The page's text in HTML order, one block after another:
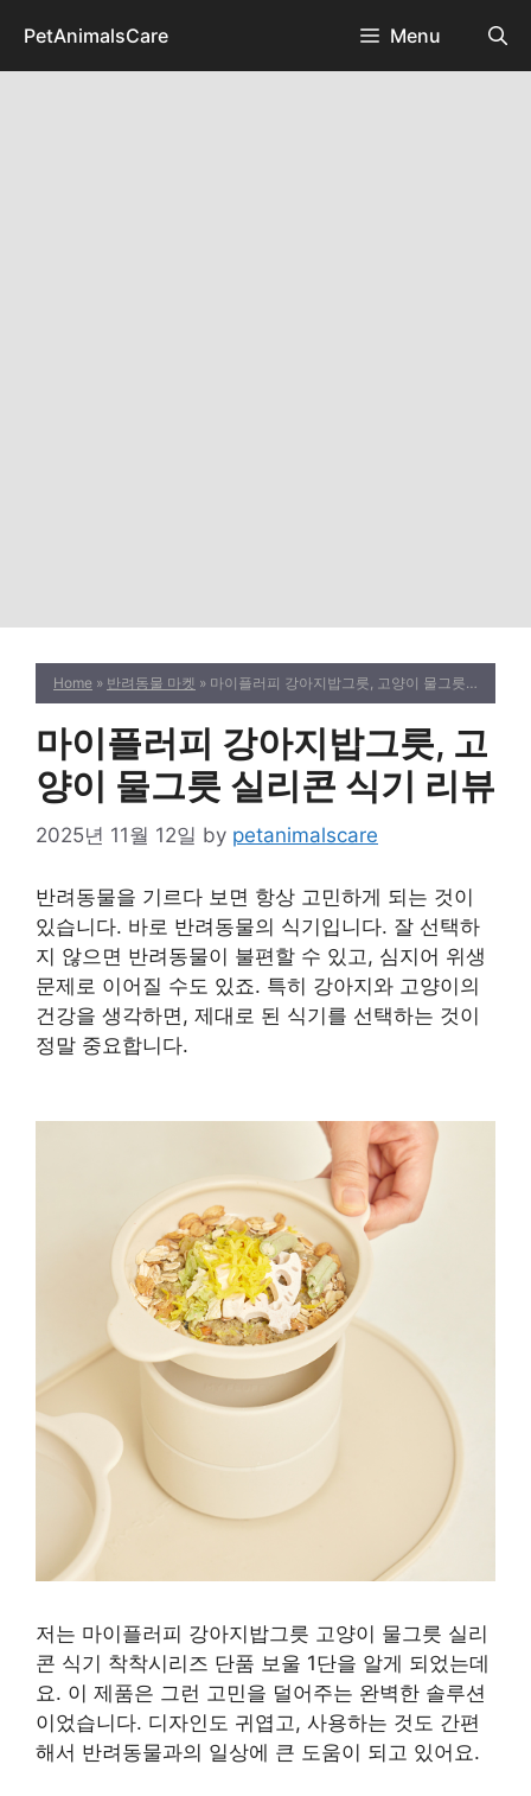
content
PetAnimalsCare Menu
Home » 반려동물 마켓 » 마이플러피 강아지밥그릇, 고양이 물그릇 실리콘 식기 리뷰
마이플러피 강아지밥그릇, 고
양이 물그릇 실리콘 식기 리뷰
2025년 11월 12일 by petanimalscare
반려동물을 기르다 보면 항상 고민하게 되는 것이
있습니다. 바로 반려동물의 식기입니다. 잘 선택하
지 않으면 반려동물이 불편할 수 있고, 심지어 위생
문제로 이어질 수도 있죠. 특히 강아지와 고양이의
건강을 생각하면, 제대로 된 식기를 선택하는 것이
정말 중요합니다.
저는 마이플러피 강아지밥그릇 고양이 물그릇 실리
콘 식기 착착시리즈 단품 보울 1단을 알게 되었는데
요. 이 제품은 그런 고민을 덜어주는 완벽한 솔루션
이었습니다. 디자인도 귀엽고, 사용하는 것도 간편
해서 반려동물과의 일상에 큰 도움이 되고 있어요.